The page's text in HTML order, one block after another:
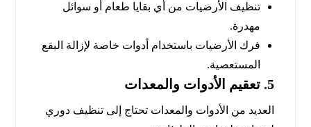
تنظيف الأرضيات من أي بقايا طعام أو سوائل
مهدرة.
فرك الأرضيات باستخدام أدوات خاصة لإزالة البقع
المستعصية.
5. تعقيم الأدوات والمعدات
العديد من الأدوات والمعدات تحتاج إلى تنظيف دوري